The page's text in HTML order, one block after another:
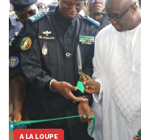
A LA LOUPE